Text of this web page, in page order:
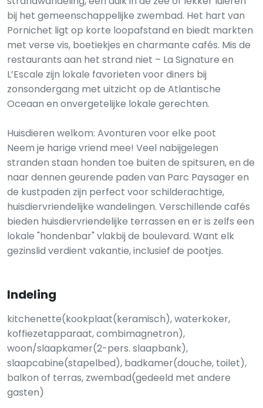
bij het gemeenschappelijke zwembad. Het hart van
Pornichet ligt op korte loopafstand en biedt markten
met verse vis, boetiekjes en charmante cafés. Mis de
restaurants aan het strand niet – La Signature en
L’Escale zijn lokale favorieten voor diners bij
zonsondergang met uitzicht op de Atlantische
Oceaan en onvergetelijke lokale gerechten.
Huisdieren welkom: Avonturen voor elke poot
Neem je harige vriend mee! Veel nabijgelegen
stranden staan honden toe buiten de spitsuren, en de
naar dennen geurende paden van Parc Paysager en
de kustpaden zijn perfect voor schilderachtige,
huisdiervriendelijke wandelingen. Verschillende cafés
bieden huisdiervriendelijke terrassen en er is zelfs een
lokale "hondenbar" vlakbij de boulevard. Want elk
gezinslid verdient vakantie, inclusief de pootjes.
Indeling
kitchenette(kookplaat(keramisch), waterkoker,
koffiezetapparaat, combimagnetron),
woon/slaapkamer(2-pers. slaapbank),
slaapcabine(stapelbed), badkamer(douche, toilet),
balkon of terras, zwembad(gedeeld met andere
gasten)